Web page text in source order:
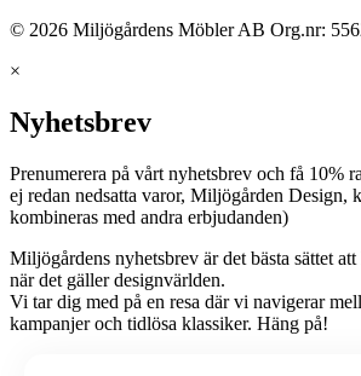
© 2026 Miljögårdens Möbler AB Org.nr:
×
Nyhetsbrev
Prenumerera på vårt nyhetsbrev och få 10%
ej redan nedsatta varor, Miljögården Design,
kombineras med andra erbjudanden)
Miljögårdens nyhetsbrev är det bästa sättet
när det gäller designvärlden.
Vi tar dig med på en resa där vi navigerar
kampanjer och tidlösa klassiker. Häng på!